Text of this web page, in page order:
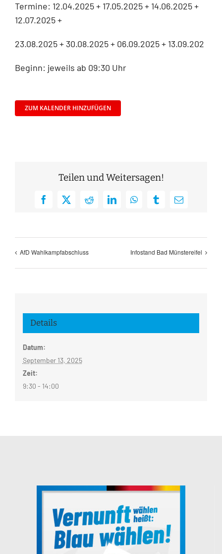
Termine: 12.04.2025 + 17.05.2025 + 14.06.2025 +
12.07.2025 +
23.08.2025 + 30.08.2025 + 06.09.2025 + 13.09.202
Beginn: jeweils ab 09:30 Uhr
ZUM KALENDER HINZUFÜGEN
Teilen und Weitersagen!
Facebook
X RedditLinkedInWhatsAppTumblrE-
AfD Wahlkampfabschluss Infostand Bad Münstereifel
Details
Datum:
September 13, 2025
Zeit:
9:30 - 14:00